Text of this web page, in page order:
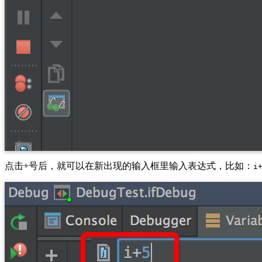
点击+号后，就可以在新出现的输入框里输入表达式，比如：